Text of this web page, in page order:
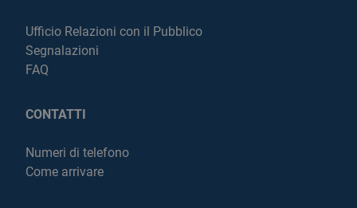
Ufficio Relazioni con il Pubblico
Segnalazioni
FAQ
CONTATTI
Numeri di telefono
Come arrivare